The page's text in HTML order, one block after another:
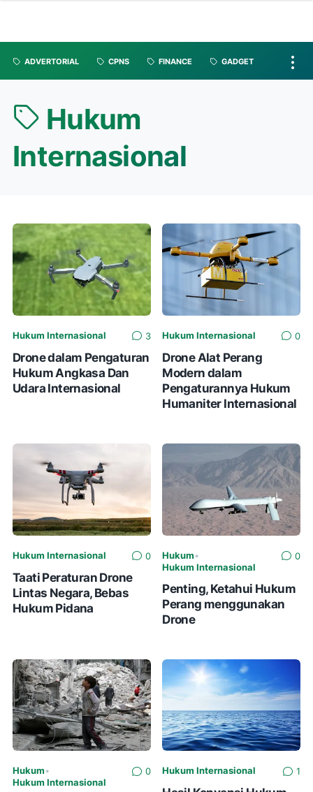
ADVERTORIAL CPNS FINANCE GADGET
Hukum
Internasional
Hukum Internasional 3
Drone dalam Pengaturan
Hukum Angkasa Dan
Udara Internasional
Hukum Internasional 0
Drone Alat Perang
Modern dalam
Pengaturannya Hukum
Humaniter Internasional
Hukum Internasional 0
Taati Peraturan Drone
Lintas Negara, Bebas
Hukum Pidana
Hukum•
Hukum Internasional
0
Penting, Ketahui Hukum
Perang menggunakan
Drone
Hukum•
Hukum Internasional
0 Hukum Internasional 1